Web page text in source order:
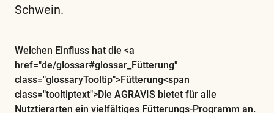
Schwein.
alle
weiteren
wichtigen
Begriffe
Welchen Einfluss hat die <a
href="de/glossar#glossar_Fütterung"
class="glossaryTooltip">Fütterung<span
class="tooltiptext">Die AGRAVIS bietet für alle
Nutztierarten ein vielfältiges Fütterungs-Programm an.